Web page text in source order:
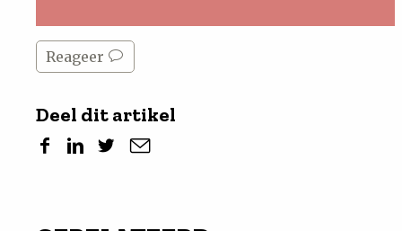
Reageer
Deel dit artikel